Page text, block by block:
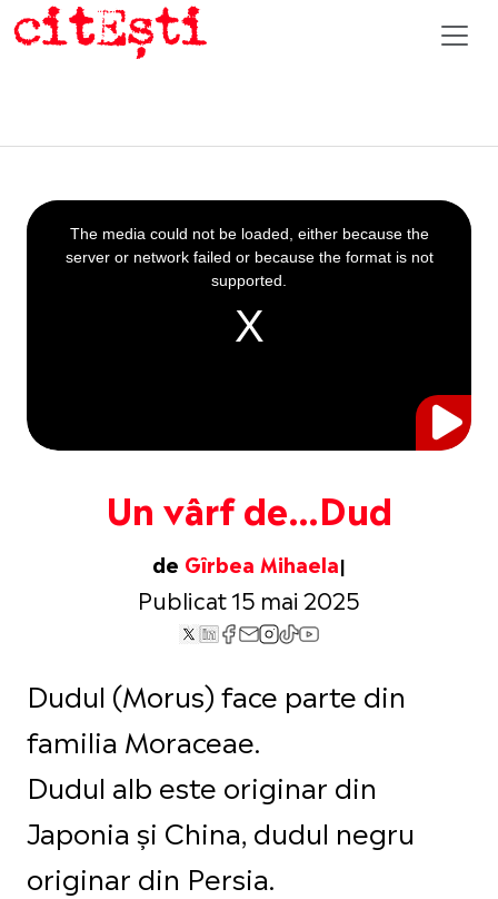
Un vârf de…Dud
de Gîrbea Mihaela
Publicat 15 mai 2025
This
is
a
The media could not be loaded, either because the
server or network failed or because the format is not
supported.
Dudul (Morus) face parte din
familia Moraceae.
Dudul alb este originar din
Japonia și China, dudul negru
originar din Persia.